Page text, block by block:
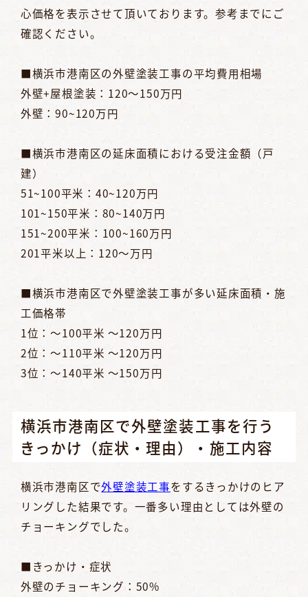
心価格を表示させて頂いております。参考までにご
確認ください。
■横浜市港南区の外壁塗装工事の平均費用相場
外壁+屋根塗装：120～150万円
外壁：90~120万円
■横浜市港南区の延床面積における受注金額（戸
建）
51~100平米：40~120万円
101~150平米：80~140万円
151~200平米：100~160万円
201平米以上：120～万円
■横浜市港南区で外壁塗装工事が多い延床面積・施
工価格帯
1位：～100平米 ～120万円
2位：～110平米 ～120万円
3位：～140平米 ～150万円
横浜市港南区で外壁塗装工事を行う
きっかけ（症状・理由）・施工内容
横浜市港南区で外壁塗装工事をするきっかけのヒア
リングした結果です。一番多い理由としては外壁の
チョーキングでした。
■きっかけ・症状
外壁のチョーキング：50%